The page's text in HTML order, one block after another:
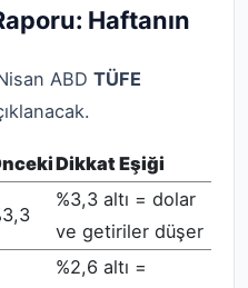
Haftanın
ABD TÜFE
Dikkat Eşiği
%3,3 altı = dolar
ve getiriler düşer
%2,6 altı =